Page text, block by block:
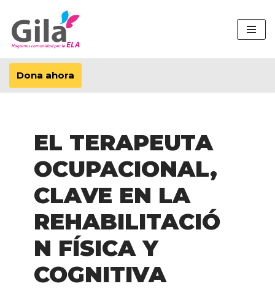
Saltar
al
contenido
Dona ahora
EL TERAPEUTA
OCUPACIONAL,
CLAVE EN LA
REHABILITACIÓ
N FÍSICA Y
COGNITIVA